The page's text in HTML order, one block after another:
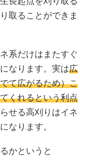
取ることができま
系だけはまたすぐ
なります。実は広
て広がるため）こ
くれるという利点
せる高刈りはイネ
なります。
かというと